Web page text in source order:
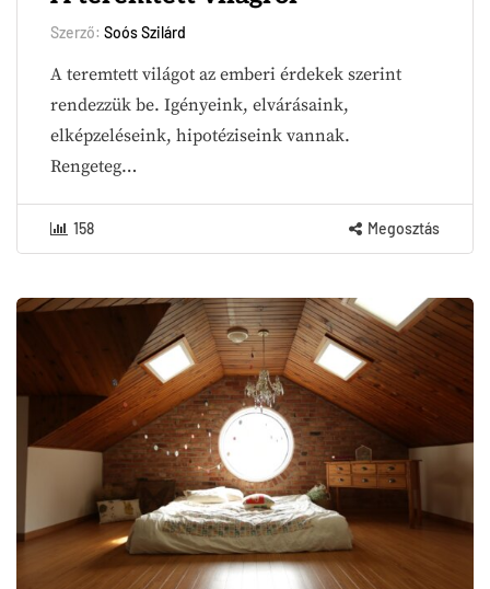
Szerző: Soós Szilárd
A teremtett világot az emberi érdekek szerint
rendezzük be. Igényeink, elvárásaink,
elképzeléseink, hipotéziseink vannak.
Rengeteg…
158 Megosztás